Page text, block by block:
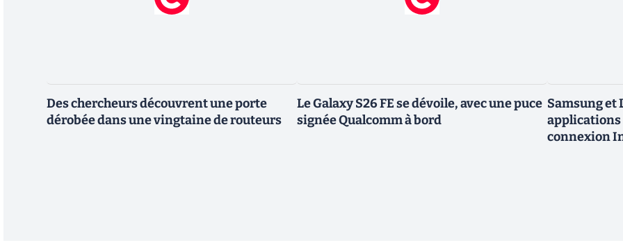
Des chercheurs découvrent une porte
dérobée dans une vingtaine de routeurs
Le Galaxy S26 FE se dévoile, avec une puce
signée Qualcomm à bord
Samsung et
applications
connexion